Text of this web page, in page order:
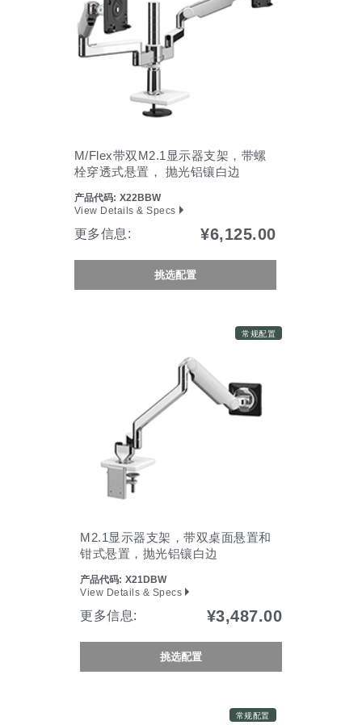
创建账号
注册
M/Flex带双M2.1显示器支架，带螺
栓穿透式悬置， 抛光铝镶白边
产品代码: X22BBW
View Details & Specs
更多信息: ¥6,125.00
挑选配置
常规配置
M2.1显示器支架，带双桌面悬置和
钳式悬置，抛光铝镶白边
产品代码: X21DBW
View Details & Specs
更多信息: ¥3,487.00
挑选配置
常规配置